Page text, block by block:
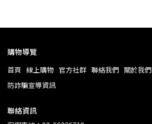
購物導覽
首頁 線上購物 官方社群 聯絡我們 關於我們
防詐騙宣導資訊
聯絡資訊